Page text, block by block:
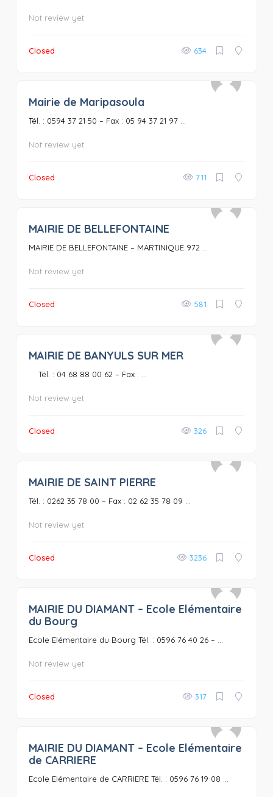
Not review yet
Closed 634
Mairie de Maripasoula
Tél. : 0594 37 21 50 – Fax : 05 94 37 21 97 ...
Not review yet
Closed 711
MAIRIE DE BELLEFONTAINE
MAIRIE DE BELLEFONTAINE – MARTINIQUE 972 ...
Not review yet
Closed 581
MAIRIE DE BANYULS SUR MER
Tél. : 04 68 88 00 62 – Fax : ...
Not review yet
Closed 326
MAIRIE DE SAINT PIERRE
Tél. : 0262 35 78 00 – Fax : 02 62 35 78 09 ...
Not review yet
Closed 3236
0
MAIRIE DU DIAMANT – Ecole Elémentaire
du Bourg
Ecole Elémentaire du Bourg Tél. : 0596 76 40 26 – ...
Not review yet
Closed 317
0
MAIRIE DU DIAMANT – Ecole Elémentaire
de CARRIERE
Ecole Elémentaire de CARRIERE Tél. : 0596 76 19 08 ...